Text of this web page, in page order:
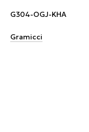
G304-OGJ-KHA
Gramicci